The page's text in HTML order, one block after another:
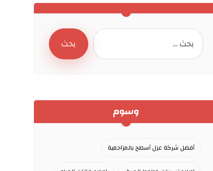
وسوم
أفضل شركة عزل أسطح بالمزاحمية